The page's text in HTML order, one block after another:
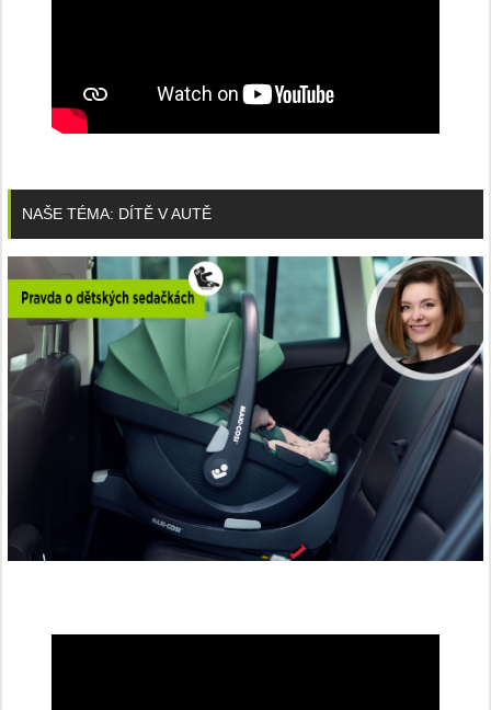
NAŠE TÉMA: DÍTĚ V AUTĚ